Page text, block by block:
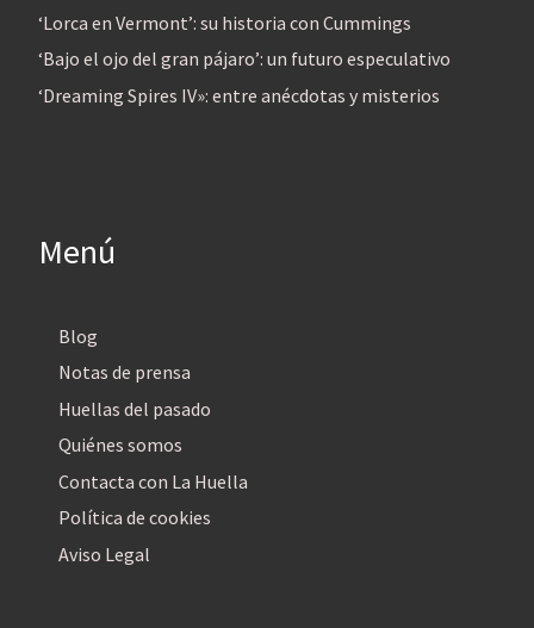
‘Lorca en Vermont’: su historia con Cummings
‘Bajo el ojo del gran pájaro’: un futuro especulativo
‘Dreaming Spires IV»: entre anécdotas y misterios
Menú
Blog
Notas de prensa
Huellas del pasado
Quiénes somos
Contacta con La Huella
Política de cookies
Aviso Legal